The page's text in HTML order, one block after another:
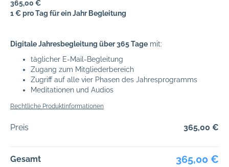
365,00 €
1 € pro Tag für ein Jahr Begleitung
Digitale Jahresbegleitung über 365 Tage mit:
täglicher E-Mail-Begleitung
Zugang zum Mitgliederbereich
Zugriff auf alle vier Phasen des Jahresprogramms
Meditationen und Audios
Rechtliche Produktinformationen
Preis 365,00 €
Gesamt 365,00 €